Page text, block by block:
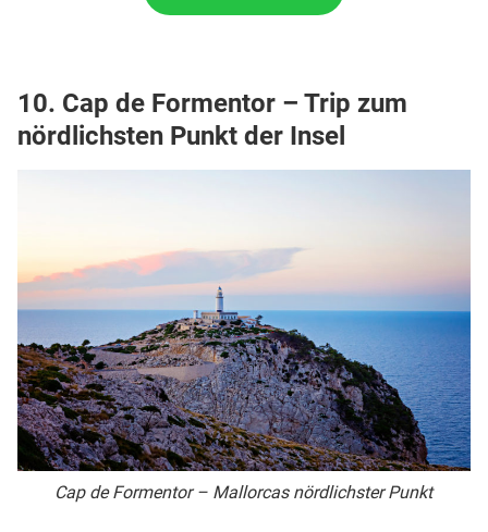
10. Cap de Formentor – Trip zum
nördlichsten Punkt der Insel
Cap de Formentor – Mallorcas nördlichster Punkt